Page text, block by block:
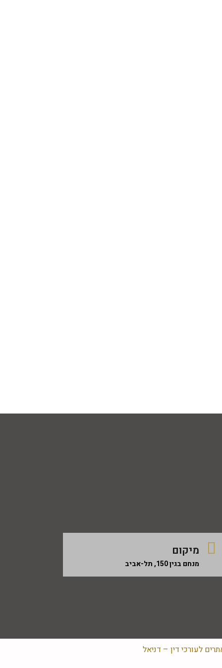
מיקום
מנחם בגין 150, תל-אביב
לעורכי דין – דניאל